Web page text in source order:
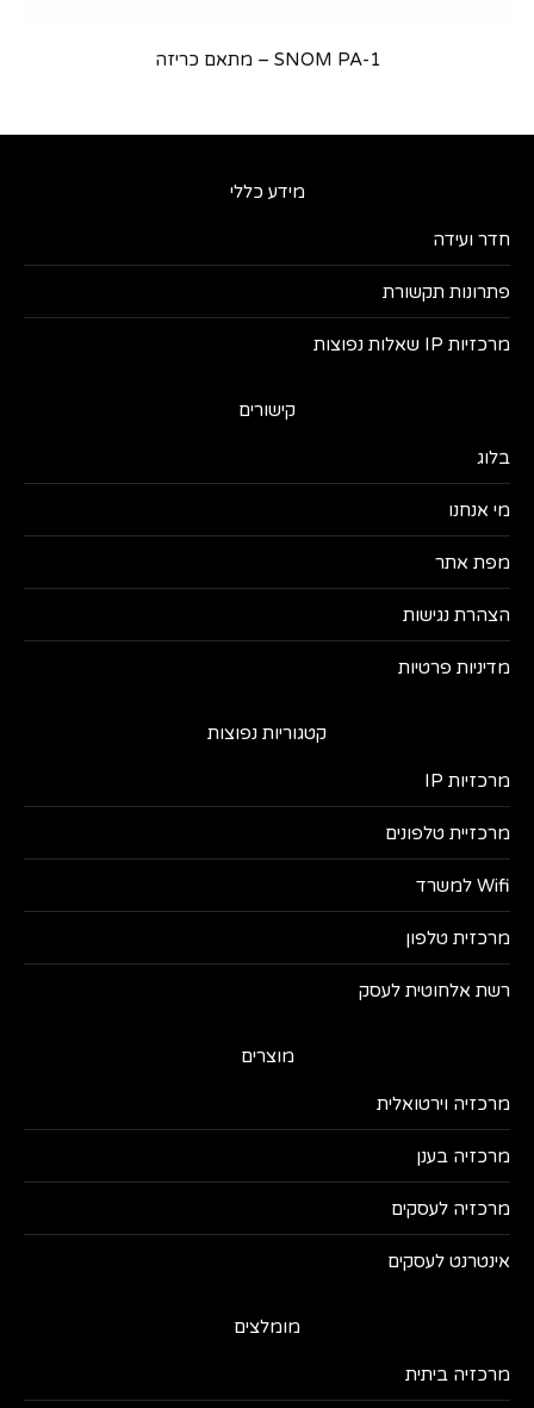
SNOM PA-1 – מתאם כריזה
מידע כללי
חדר ועידה
פתרונות תקשורת
מרכזיות IP שאלות נפוצות
קישורים
בלוג
מי אנחנו
מפת אתר
הצהרת נגישות
מדיניות פרטיות
קטגוריות נפוצות
מרכזיות IP
מרכזיית טלפונים
Wifi למשרד
מרכזית טלפון
רשת אלחוטית לעסק
מוצרים
מרכזיה וירטואלית
מרכזיה בענן
מרכזיה לעסקים
אינטרנט לעסקים
מומלצים
מרכזיה ביתית